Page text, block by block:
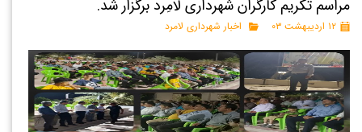
مراسم تکریم کارگران شهرداری لامِرد برگزار شد.
۱۲ اردیبهشت ۰۳ اخبار شهرداری لامرد